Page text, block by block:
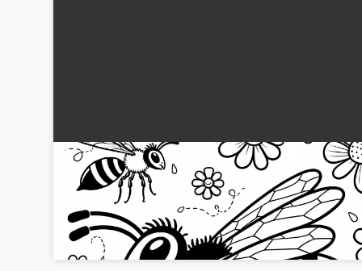
Gratis farvelægningsskabelon af en simpel bi
Få din gratis farvelægning af en mide og giv den liv! Hent
nu og bliv kreativ....